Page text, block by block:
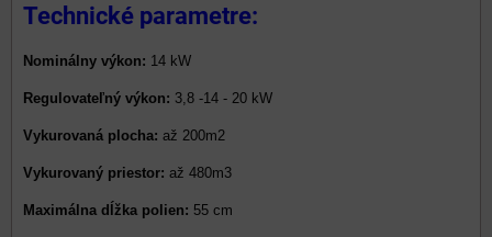
Technické parametre:
Nominálny výkon: 14 kW
Regulovateľný výkon: 3,8 -14 - 20 kW
Vykurovaná plocha: až 200m2
Vykurovaný priestor: až 480m3
Maximálna dĺžka polien: 55 cm